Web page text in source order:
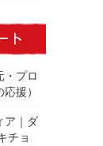
ト
プロ
援）
ア｜ダ
チョ